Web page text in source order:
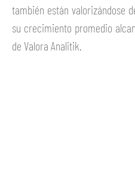
también están valorizándose
su crecimiento promedio
de Valora Analitik.